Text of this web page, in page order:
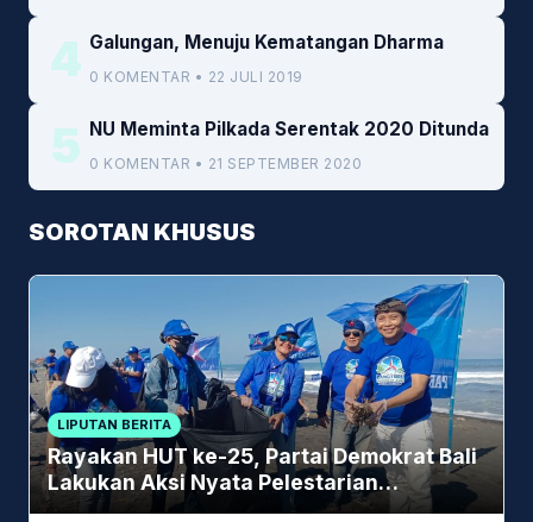
4 Galungan, Menuju Kematangan Dharma
0 KOMENTAR • 22 JULI 2019
5 NU Meminta Pilkada Serentak 2020 Ditunda
0 KOMENTAR • 21 SEPTEMBER 2020
SOROTAN KHUSUS
LIPUTAN BERITA
Rayakan HUT ke-25, Partai Demokrat Bali
Lakukan Aksi Nyata Pelestarian
Lingkungan